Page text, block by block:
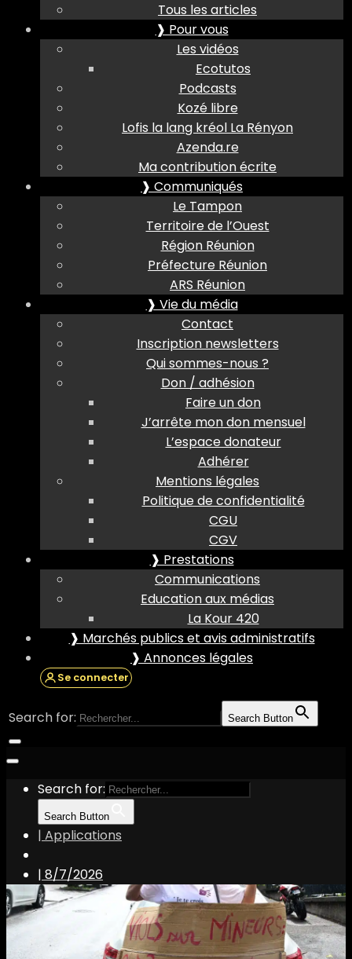
Tous les articles
❱ Pour vous
Les vidéos
Ecotutos
Podcasts
Kozé libre
Lofis la lang kréol La Rényon
Azenda.re
Ma contribution écrite
❱ Communiqués
Le Tampon
Territoire de l’Ouest
Région Réunion
Préfecture Réunion
ARS Réunion
❱ Vie du média
Contact
Inscription newsletters
Qui sommes-nous ?
Don / adhésion
Faire un don
J’arrête mon don mensuel
L’espace donateur
Adhérer
Mentions légales
Politique de confidentialité
CGU
CGV
❱ Prestations
Communications
Education aux médias
La Kour 420
❱ Marchés publics et avis administratifs
❱ Annonces légales
Se connecter
Search for: Search Button
Search for:
Search Button
| Applications
| 8/7/2026